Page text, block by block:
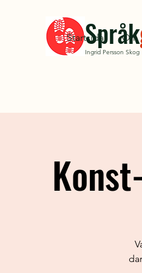
Språk
Ingrid Persson Skog
Startsida Om